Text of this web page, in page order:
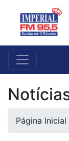
Página Inicial